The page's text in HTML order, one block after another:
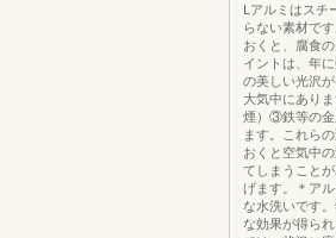
Lアルミはスチ
らない素材で
おくと、腐食
イントは、年
の美しい光沢
大気中にあり
煙）③鉄等の
ます。これら
おくと空気中
てしまうこと
げます。＊ア
な水洗いです
な効果が得ら